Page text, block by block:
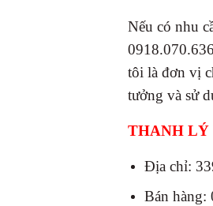
Nếu có nhu
tôi là đơn vị
tưởng và sử
THANH LÝ
Địa chỉ:
Bán hàng: